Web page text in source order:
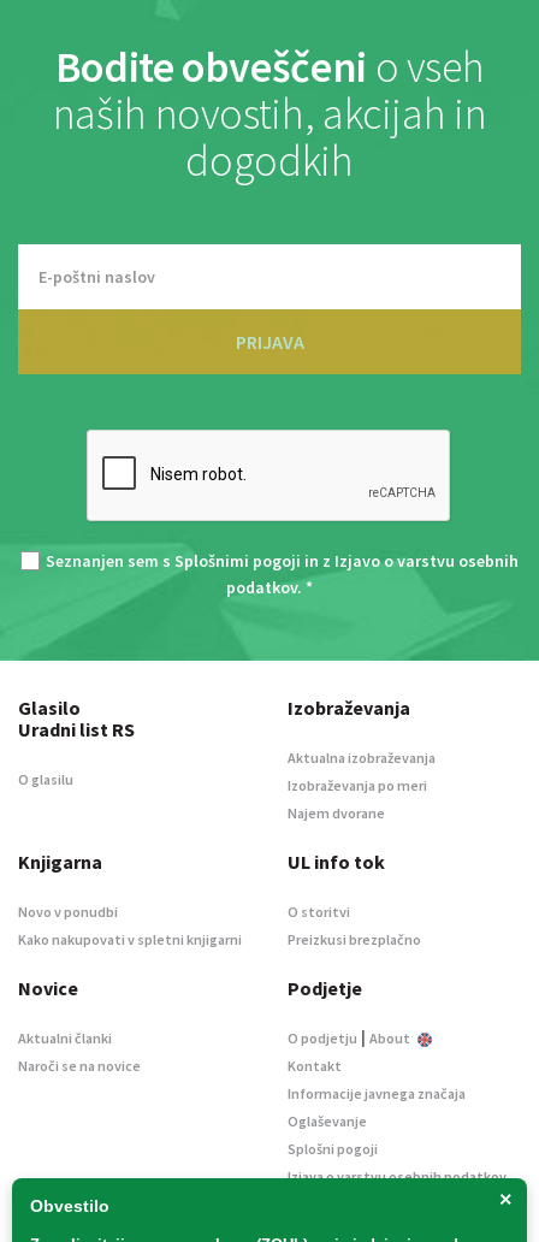
Bodite obveščeni o vseh
naših novostih, akcijah in
dogodkih
PRIJAVA
Seznanjen sem s Splošnimi pogoji in z Izjavo o varstvu osebnih
podatkov. *
×
Obvestilo
Glasilo
Uradni list RS
O glasilu
Izobraževanja
Aktualna izobraževanja
Izobraževanja po meri
Najem dvorane
Knjigarna
Novo v ponudbi
Kako nakupovati v spletni knjigarni
UL info tok
O storitvi
Preizkusi brezplačno
Novice
Aktualni članki
Naroči se na novice
Podjetje
O podjetju | About
Kontakt
Informacije javnega značaja
Oglaševanje
Splošni pogoji
Izjava o varstvu osebnih podatkov